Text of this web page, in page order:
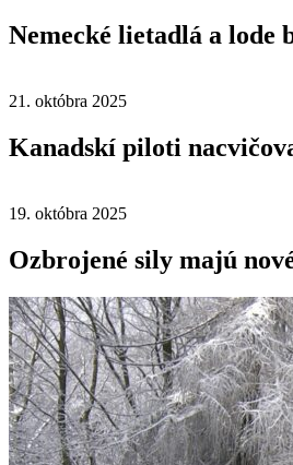
Nemecké lietadlá a lode
21. októbra 2025
Kanadskí piloti
19. októbra 2025
Ozbrojené sily majú